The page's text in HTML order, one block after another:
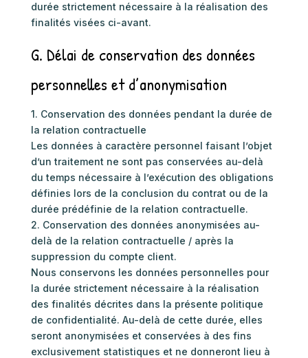
durée strictement nécessaire à la réalisation des
finalités visées ci-avant.
G. Délai de conservation des données
personnelles et d’anonymisation
1. Conservation des données pendant la durée de
la relation contractuelle
Les données à caractère personnel faisant l’objet
d’un traitement ne sont pas conservées au-delà
du temps nécessaire à l’exécution des obligations
définies lors de la conclusion du contrat ou de la
durée prédéfinie de la relation contractuelle.
2. Conservation des données anonymisées au-
delà de la relation contractuelle / après la
suppression du compte client.
Nous conservons les données personnelles pour
la durée strictement nécessaire à la réalisation
des finalités décrites dans la présente politique
de confidentialité. Au-delà de cette durée, elles
seront anonymisées et conservées à des fins
exclusivement statistiques et ne donneront lieu à